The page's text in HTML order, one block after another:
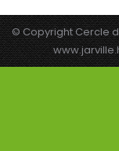
© Copyright Cercle